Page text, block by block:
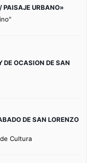
PAISAJE URBANO»
DE OCASION DE SAN
DE SAN LORENZO
Cultura